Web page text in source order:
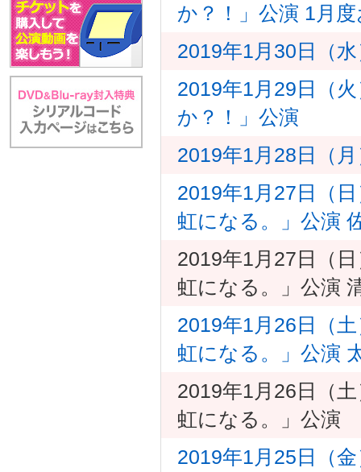
か？！」公演 1月
2019年1月30日（
2019年1月29日（
か？！」公演
2019年1月28日（
2019年1月27日（
虹になる。」公演
2019年1月27日（
虹になる。」公演
2019年1月26日（
虹になる。」公演
2019年1月26日（
虹になる。」公演
2019年1月25日（